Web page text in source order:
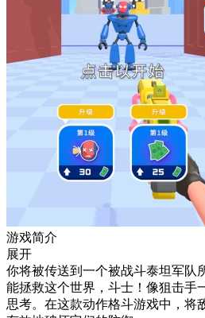
游戏简介
展开
你将被传送到一个被战斗泰坦军队
能拯救这个世界，斗士！像狙击手
思考。在这款动作格斗游戏中，将